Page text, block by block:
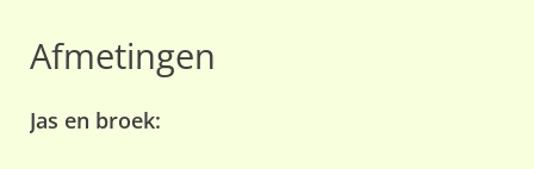
Afmetingen
Jas en broek: